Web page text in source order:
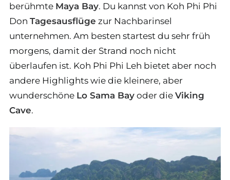
berühmte Maya Bay. Du kannst von Koh Phi Phi
Don Tagesausflüge zur Nachbarinsel
unternehmen. Am besten startest du sehr früh
morgens, damit der Strand noch nicht
überlaufen ist. Koh Phi Phi Leh bietet aber noch
andere Highlights wie die kleinere, aber
wunderschöne Lo Sama Bay oder die Viking
Cave.